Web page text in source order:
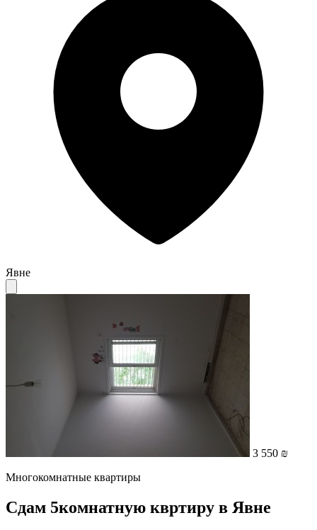
Явне
3 550 ₪
Многокомнатные квартиры
Сдам 5комнатную квртиру в Явне